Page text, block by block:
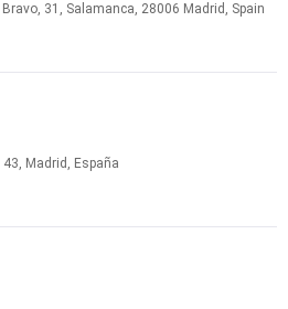
31, Salamanca, 28006 Madrid, Spain
43, Madrid, España